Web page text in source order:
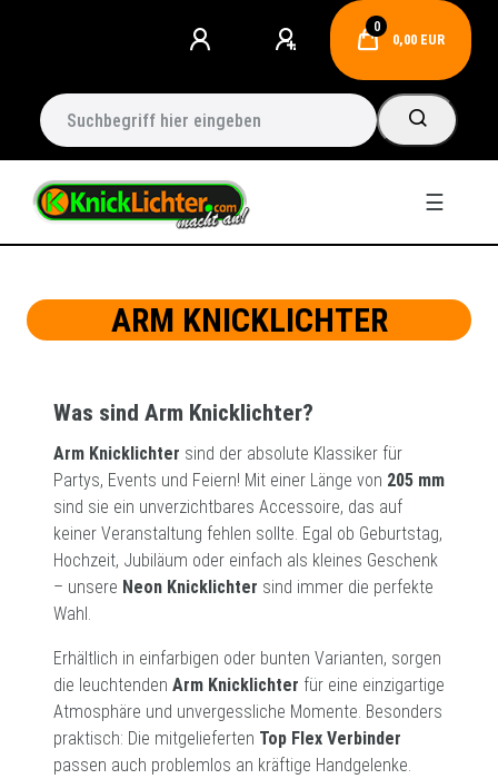
0
0,00 EUR
☰
ARM KNICKLICHTER
Was sind Arm Knicklichter?
Arm Knicklichter sind der absolute Klassiker für
Partys, Events und Feiern! Mit einer Länge von 205 mm
sind sie ein unverzichtbares Accessoire, das auf
keiner Veranstaltung fehlen sollte. Egal ob Geburtstag,
Hochzeit, Jubiläum oder einfach als kleines Geschenk
– unsere Neon Knicklichter sind immer die perfekte
Wahl.
Erhältlich in einfarbigen oder bunten Varianten, sorgen
die leuchtenden Arm Knicklichter für eine einzigartige
Atmosphäre und unvergessliche Momente. Besonders
praktisch: Die mitgelieferten Top Flex Verbinder
passen auch problemlos an kräftige Handgelenke.